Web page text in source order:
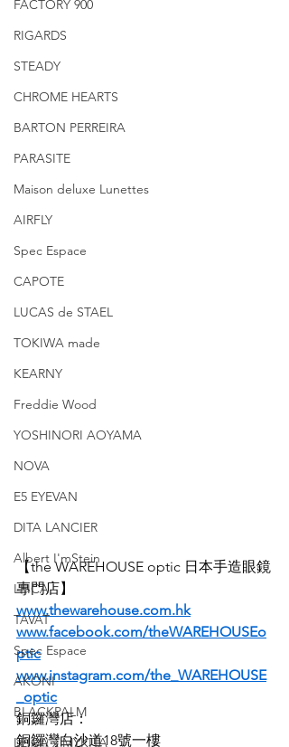
FACTORY 900
RIGARDS
STEADY
CHROME HEARTS
BARTON PERREIRA
PARASITE
Maison deluxe Lunettes
AIRFLY
Spec Espace
CAPOTE
LUCAS de STAEL
TOKIWA made
KEARNY
Freddie Wood
YOSHINORI AOYAMA
NOVA
E5 EYEVAN
DITA LANCIER
Albert I'mStein
LEICA
TAVAT
Spec Espace
AKONI
BLACKPALM
LEICA x MYKITA
【the WAREHOUSE optic 日本手造眼鏡
專門店】
www.thewarehouse.com.hk
www.facebook.com/theWAREHOUSEo
ptic
www.instagram.com/the_WAREHOUSE
_optic
銅鑼灣店：
銅鑼灣白沙道18號一樓